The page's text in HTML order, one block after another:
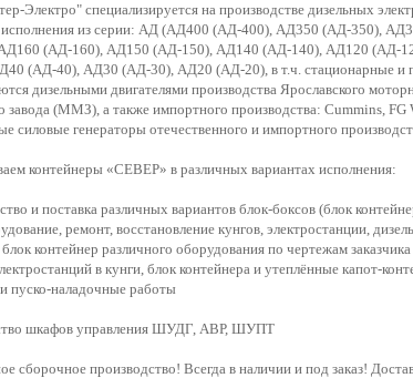
Электро" специализируется на производстве дизельных
исполнения из серии: АД (АД400 (АД-400), АД350 (АД-350),
(АД-160), АД150 (АД-150), АД140 (АД-140), АД120
(АД-40), АД30 (АД-30), АД20 (АД-20), в т.ч. стационарные и
дизельными двигателями производства Ярославского
завода (ММЗ), а также импортного производства: Cummins,
силовые генераторы отечественного и импортного
контейнеры «СЕВЕР» в различных вариантах исполнения:
и поставка различных вариантов блок-боксов (блок
ремонт, восстановление кунгов, электростанции,
контейнер различного оборудования по чертежам заказчика
в кунги, блок контейнера и утеплённые капот-
пуско-наладочные работы
шкафов управления ШУДГ, АВР, ШУПТ
сборочное производство! Всегда в наличии и под заказ!